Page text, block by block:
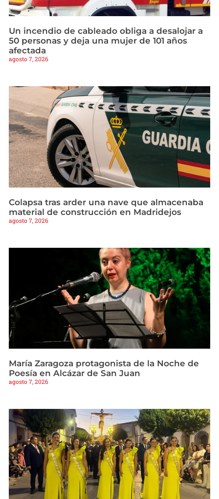
Un incendio de cableado obliga a desalojar a
50 personas y deja una mujer de 101 años
afectada
agosto 7, 2026
Colapsa tras arder una nave que almacenaba
material de construcción en Madridejos
agosto 7, 2026
María Zaragoza protagonista de la Noche de
Poesía en Alcázar de San Juan
agosto 7, 2026